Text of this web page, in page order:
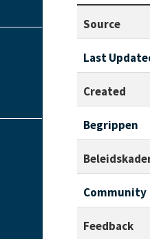
Source
Last
Created
Begrippen
Community
Feedback